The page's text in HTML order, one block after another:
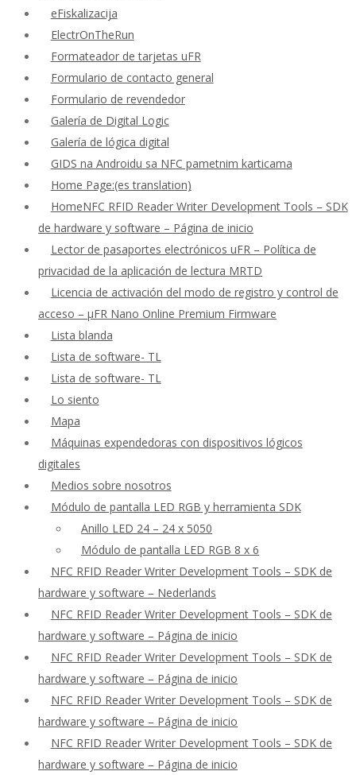
eFiskalizacija
ElectrOnTheRun
Formateador de tarjetas uFR
Formulario de contacto general
Formulario de revendedor
Galería de Digital Logic
Galería de lógica digital
GIDS na Androidu sa NFC pametnim karticama
Home Page:(es translation)
HomeNFC RFID Reader Writer Development Tools – SDK
de hardware y software – Página de inicio
Lector de pasaportes electrónicos uFR – Política de
privacidad de la aplicación de lectura MRTD
Licencia de activación del modo de registro y control de
acceso – μFR Nano Online Premium Firmware
Lista blanda
Lista de software- TL
Lista de software- TL
Lo siento
Mapa
Máquinas expendedoras con dispositivos lógicos
digitales
Medios sobre nosotros
Módulo de pantalla LED RGB y herramienta SDK
Anillo LED 24 – 24 x 5050
Módulo de pantalla LED RGB 8 x 6
NFC RFID Reader Writer Development Tools – SDK de
hardware y software – Nederlands
NFC RFID Reader Writer Development Tools – SDK de
hardware y software – Página de inicio
NFC RFID Reader Writer Development Tools – SDK de
hardware y software – Página de inicio
NFC RFID Reader Writer Development Tools – SDK de
hardware y software – Página de inicio
NFC RFID Reader Writer Development Tools – SDK de
hardware y software – Página de inicio